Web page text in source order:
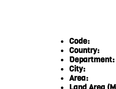
Code:
Country:
Department:
City:
Area: